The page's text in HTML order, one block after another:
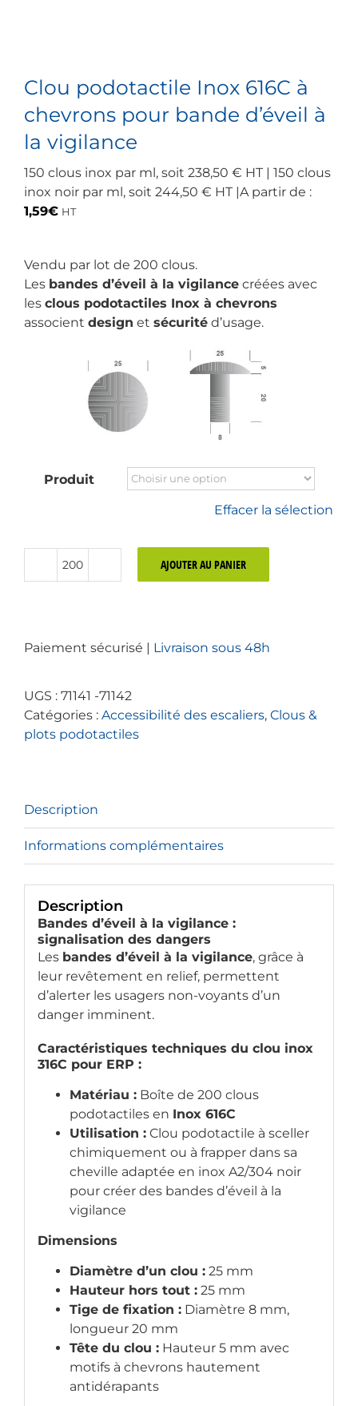
Clou podotactile Inox 616C à
chevrons pour bande d’éveil à
la vigilance
150 clous inox par ml, soit 238,50 € HT | 150 clous
inox noir par ml, soit 244,50 € HT |A partir de :
1,59€ HT
Vendu par lot de 200 clous.
Les bandes d’éveil à la vigilance créées avec
les clous podotactiles Inox à chevrons
associent design et sécurité d’usage.
Produit
Effacer la sélection
quantité
Inox
à
chevrons
pour
la
AJOUTER AU PANIER
Paiement sécurisé | Livraison sous 48h
UGS : 71141 -71142
Catégories : Accessibilité des escaliers, Clous &
plots podotactiles
Description
Informations complémentaires
Description
Bandes d’éveil à la vigilance :
signalisation des dangers
Les bandes d’éveil à la vigilance, grâce à
leur revêtement en relief, permettent
d’alerter les usagers non-voyants d’un
danger imminent.
Caractéristiques techniques du clou inox
316C pour ERP :
Matériau :Boîte de 200 clous
podotactiles en Inox 616C
Utilisation :Clou podotactile à sceller
chimiquement ou à frapper dans sa
cheville adaptée en inox A2/304 noir
pour créer des bandes d’éveil à la
vigilance
Dimensions
Diamètre d’un clou :25 mm
Hauteur hors tout :25 mm
Tige de fixation :Diamètre 8 mm,
longueur 20 mm
Tête du clou :Hauteur 5 mm avec
motifs à chevrons hautement
antidérapants